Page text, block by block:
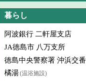
暮らし
阿波銀行 二軒屋支店
JA徳島市 八万支所
徳島中央警察署 沖浜交番
橘湯(温浴施設)